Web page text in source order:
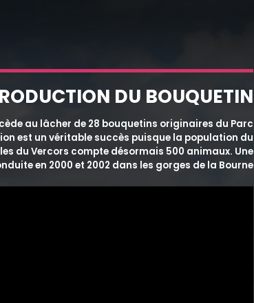
DU BOUQUETIN
au lâcher de 28 bouquetins originaires du Parc
est un véritable succès puisque la population du
du Vercors compte désormais 500 animaux. Une
en 2000 et 2002 dans les gorges de la Bourne